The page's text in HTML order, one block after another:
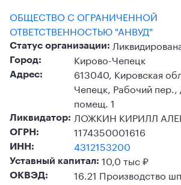
ОБЩЕСТВО С ОГРАНИЧЕННОЙ
ОТВЕТСТВЕННОСТЬЮ "АНВУД"
Статус организации:
Город: Кирово-Чепецк
Адрес:
613040, Кировская
Чепецк, Рабочий пер.,
помещ. 1
Ликвидатор: ЛОЖКИН КИРИЛЛ
ОГРН: 1174350001616
ИНН: 4312153200
Уставный капитал: 10,0 тыс ₽
ОКВЭД:
16.21 Производство